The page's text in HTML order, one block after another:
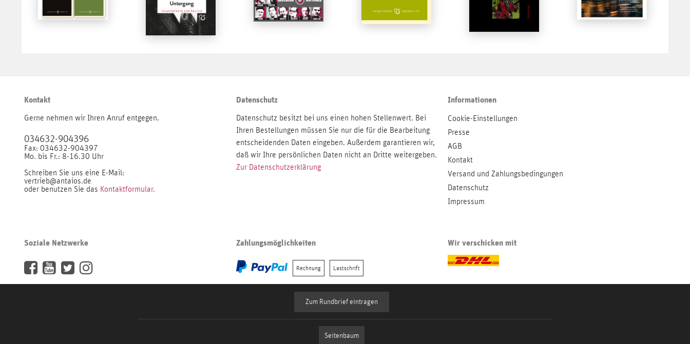
Kontakt
Gerne nehmen wir Ihren Anruf entgegen.
034632-904396
Fax: 034632-904397
Mo. bis Fr.: 8-16.30 Uhr
Schreiben Sie uns eine E-Mail:
vertrieb@antaios.de
oder benutzen Sie das Kontaktformular.
Datenschutz
Datenschutz besitzt bei uns einen hohen Stellenwert. Bei
Ihren Bestellungen müssen Sie nur die für die Bearbeitung
entscheidenden Daten eingeben. Außerdem garantieren wir,
daß wir Ihre persönlichen Daten nicht an Dritte weitergeben.
Zur Datenschutzerklärung
Informationen
Cookie-Einstellungen
Presse
AGB
Kontakt
Versand und Zahlungsbedingungen
Datenschutz
Impressum
Soziale Netzwerke Zahlungsmöglichkeiten
Rechnung Lastschrift
Wir verschicken mit
Zum Rundbrief eintragen
Seitenbaum